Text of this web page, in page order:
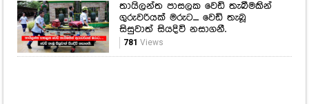
තායිලන්ත පාසලක වෙඩි තැබීමකින්
ගුරුවරියක් මරුට.... වෙඩි තැබූ
සිසුවාත් සියදිවි නසාගනී.
781 Views